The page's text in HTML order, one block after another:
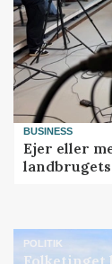
BUSINESS
Ejer eller
POLITIK
Folketinget